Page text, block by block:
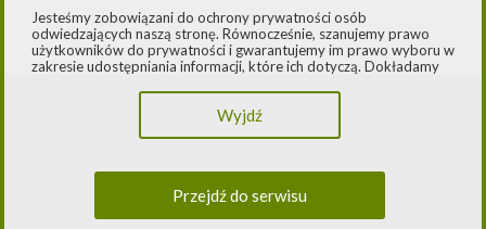
73
74 75 76 77 78 79
81
82 83 84 85 86 87
88
90 91 92 93 94 95
100 101
115 116 117 118
Jesteśmy zobowiązani do ochrony prywatności osób
odwiedzających naszą stronę. Równocześnie, szanujemy prawo
użytkowników do prywatności i gwarantujemy im prawo wyboru w
zakresie udostępniania informacji, które ich dotyczą. Dokładamy
przepisami, w szczególności rozporządzeniem Parlamentu
Europejskiego i Rady (UE) 2016/979 z dnia 27 kwietnia 2016 r. w
10 maja 2018 roku o ochronie danych osobowych („
Wyjdź
Przejdź do serwisu